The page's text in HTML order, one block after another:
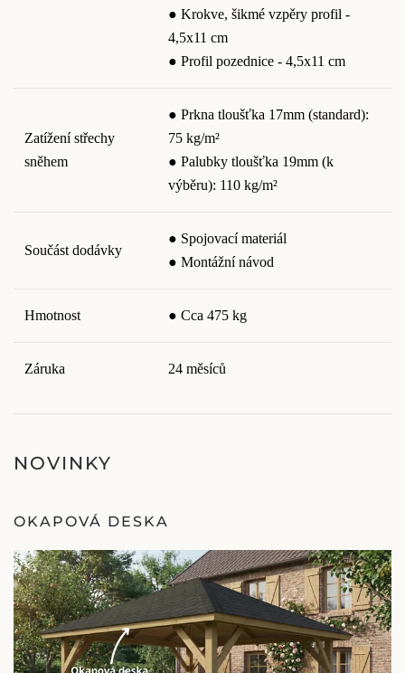
● Krokve, šikmé vzpěry profil -
4,5x11 cm
● Profil pozednice - 4,5x11 cm
Zatížení střechy
sněhem
● Prkna tloušťka 17mm (standard):
75 kg/m²
● Palubky tloušťka 19mm (k
výběru): 110 kg/m²
Součást dodávky
● Spojovací materiál
● Montážní návod
Hmotnost ● Cca 475 kg
Záruka 24 měsíců
NOVINKY
OKAPOVÁ DESKA